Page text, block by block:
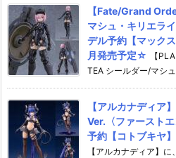
【Fate/Grand
マシュ・キリエラ
デル予約【マック
月発売予定☆
【
TEA シールダー/マシ
【アルカナディア
Ver.〈ファースト
予約【コトブキヤ
【アルカナディア】